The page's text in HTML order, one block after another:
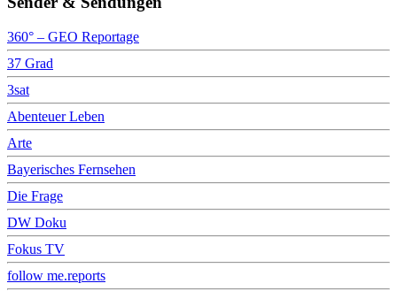
360° – GEO Reportage
37 Grad
3sat
Abenteuer Leben
Arte
Bayerisches Fernsehen
Die Frage
DW Doku
Fokus TV
follow me.reports